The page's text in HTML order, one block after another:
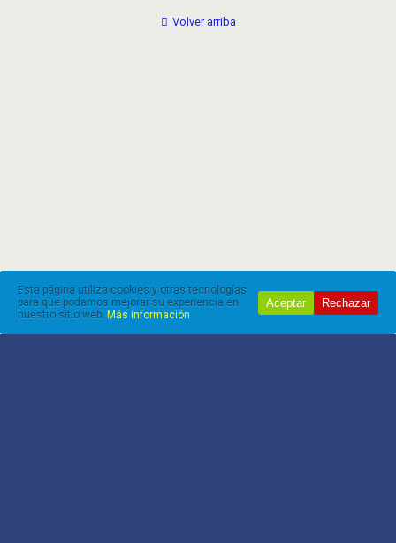
Esta página utiliza cookies y otras tecnologías
para que podamos mejorar su experiencia en
nuestro sitio web. Más información
Aceptar Rechazar
Volver arriba